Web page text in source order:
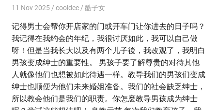
11 Nov 2025 cooldee 酷子女
记得男士会帮你开店家的门或开车门让你进去的日子吗？
我记得在我约会的年纪，我很讨厌如此，我可以自己做
呀！但是当我长大以及有两个儿子後，我改观了，我明白
男孩变成绅士的重要性。 男孩子要了解尊贵的对待其他
人就像他们也想被如此待遇一样。教导我们的男孩们变成
绅士也顺便为他们未来婚姻准备。我们的社会缺乏绅士，
所以教会他们是我们的职责。你怎麽教导男孩成为绅士